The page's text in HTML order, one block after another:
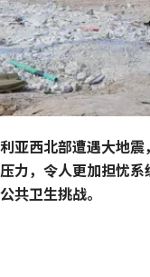
亚西北部遭遇大地震
力，令人更加担忧系
共卫生挑战。